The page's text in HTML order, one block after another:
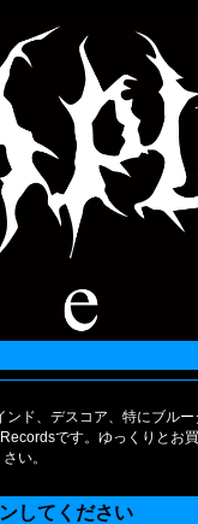
ド、デスコア、特にブル
です。ゆっくりとお
さい。
してください